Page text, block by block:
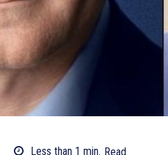
Less than 1 min. Read